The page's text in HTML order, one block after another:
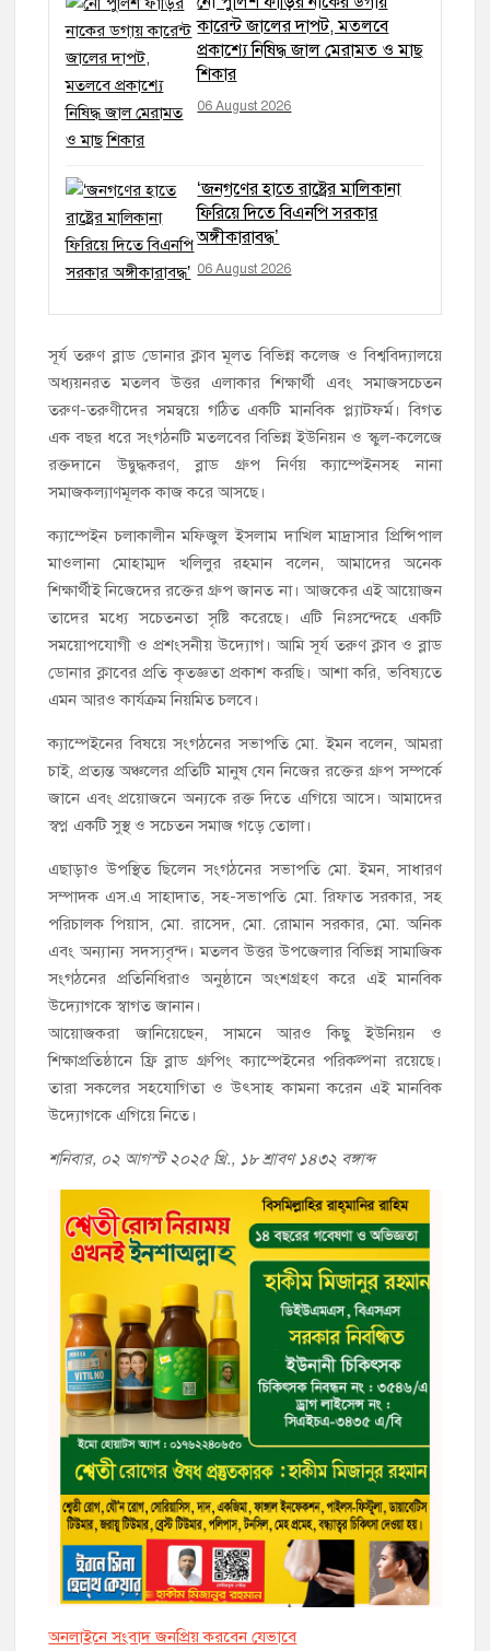
কারেন্ট জালের দাপট, মতলবে
প্রকাশ্যে নিষিদ্ধ জাল মেরামত ও মাছ
শিকার
06 August 2026
‘জনগণের হাতে রাষ্ট্রের মালিকানা
ফিরিয়ে দিতে বিএনপি সরকার
অঙ্গীকারাবদ্ধ’
06 August 2026
সূর্য তরুণ ব্লাড ডোনার ক্লাব মূলত বিভিন্ন কলেজ ও বিশ্ববিদ্যালয়ে
অধ্যয়নরত মতলব উত্তর এলাকার শিক্ষার্থী এবং সমাজসচেতন
তরুণ-তরুণীদের সমন্বয়ে গঠিত একটি মানবিক প্ল্যাটফর্ম। বিগত
এক বছর ধরে সংগঠনটি মতলবের বিভিন্ন ইউনিয়ন ও স্কুল-কলেজে
রক্তদানে উদ্বুদ্ধকরণ, ব্লাড গ্রুপ নির্ণয় ক্যাম্পেইনসহ নানা
সমাজকল্যাণমূলক কাজ করে আসছে।
ক্যাম্পেইন চলাকালীন মফিজুল ইসলাম দাখিল মাদ্রাসার প্রিন্সিপাল
মাওলানা মোহাম্মদ খলিলুর রহমান বলেন, আমাদের অনেক
শিক্ষার্থীই নিজেদের রক্তের গ্রুপ জানত না। আজকের এই আয়োজন
তাদের মধ্যে সচেতনতা সৃষ্টি করেছে। এটি নিঃসন্দেহে একটি
সময়োপযোগী ও প্রশংসনীয় উদ্যোগ। আমি সূর্য তরুণ ক্লাব ও ব্লাড
ডোনার ক্লাবের প্রতি কৃতজ্ঞতা প্রকাশ করছি। আশা করি, ভবিষ্যতে
এমন আরও কার্যক্রম নিয়মিত চলবে।
ক্যাম্পেইনের বিষয়ে সংগঠনের সভাপতি মো. ইমন বলেন, আমরা
চাই, প্রত্যন্ত অঞ্চলের প্রতিটি মানুষ যেন নিজের রক্তের গ্রুপ সম্পর্কে
জানে এবং প্রয়োজনে অন্যকে রক্ত দিতে এগিয়ে আসে। আমাদের
স্বপ্ন একটি সুস্থ ও সচেতন সমাজ গড়ে তোলা।
এছাড়াও উপস্থিত ছিলেন সংগঠনের সভাপতি মো. ইমন, সাধারণ
সম্পাদক এস.এ সাহাদাত, সহ-সভাপতি মো. রিফাত সরকার, সহ
পরিচালক পিয়াস, মো. রাসেদ, মো. রোমান সরকার, মো. অনিক
এবং অন্যান্য সদস্যবৃন্দ। মতলব উত্তর উপজেলার বিভিন্ন সামাজিক
সংগঠনের প্রতিনিধিরাও অনুষ্ঠানে অংশগ্রহণ করে এই মানবিক
উদ্যোগকে স্বাগত জানান।
আয়োজকরা জানিয়েছেন, সামনে আরও কিছু ইউনিয়ন ও
শিক্ষাপ্রতিষ্ঠানে ফ্রি ব্লাড গ্রুপিং ক্যাম্পেইনের পরিকল্পনা রয়েছে।
তারা সকলের সহযোগিতা ও উৎসাহ কামনা করেন এই মানবিক
উদ্যোগকে এগিয়ে নিতে।
শনিবার, ০২ আগস্ট ২০২৫ খ্রি., ১৮ শ্রাবণ ১৪৩২ বঙ্গাব্দ
অনলাইনে সংবাদ জনপ্রিয় করবেন যেভাবে